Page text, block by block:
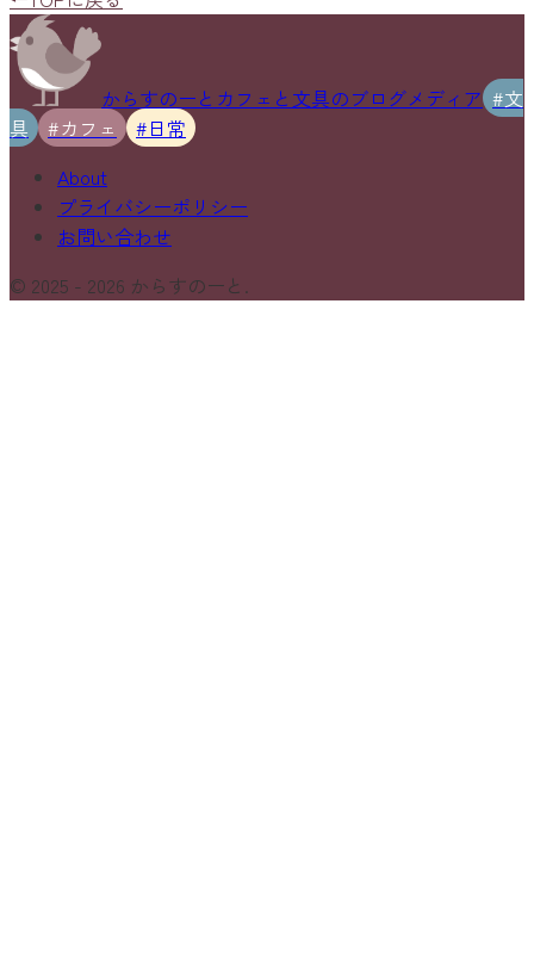
からすのーと カフェと文具のブログメディア #文
具
#カフェ
#日常
About
プライバシーポリシー
お問い合わせ
© 2025 - 2026 からすのーと.